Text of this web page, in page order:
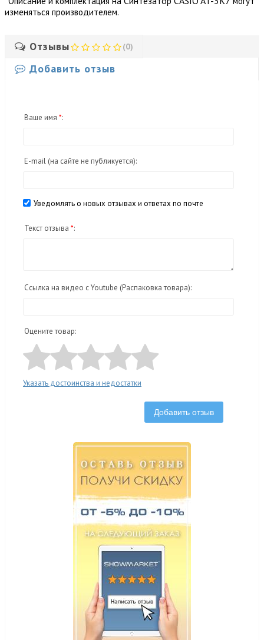
изменяться производителем.
Отзывы (0)
Добавить отзыв
Ваше имя *:
E-mail (на сайте не публикуется):
Уведомлять о новых отзывах и ответах по почте
Текст отзыва *:
Ссылка на видео с Youtube (Распаковка товара):
Оцените товар:
Указать достоинства и недостатки
Добавить отзыв